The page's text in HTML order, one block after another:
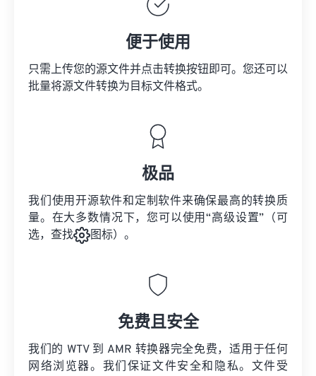
便于使用
只需上传您的源文件并点击转换按钮即可。您还可以
批量将源文件转换为目标文件格式。
极品
我们使用开源软件和定制软件来确保最高的转换质
量。在大多数情况下，您可以使用“高级设置”（可
选，查找
图标）。
免费且安全
我们的 WTV 到 AMR 转换器完全免费，适用于任何
网络浏览器。我们保证文件安全和隐私。文件受